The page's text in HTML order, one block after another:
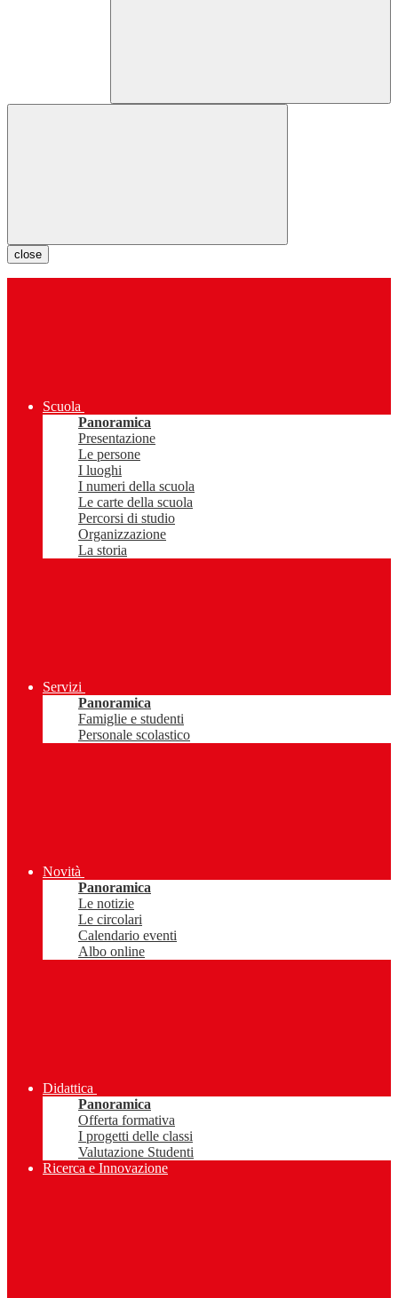
close
Scuola
Panoramica
Presentazione
Le persone
I luoghi
I numeri della scuola
Le carte della scuola
Percorsi di studio
Organizzazione
La storia
Servizi
Panoramica
Famiglie e studenti
Personale scolastico
Novità
Panoramica
Le notizie
Le circolari
Calendario eventi
Albo online
Didattica
Panoramica
Offerta formativa
I progetti delle classi
Valutazione Studenti
Ricerca e Innovazione